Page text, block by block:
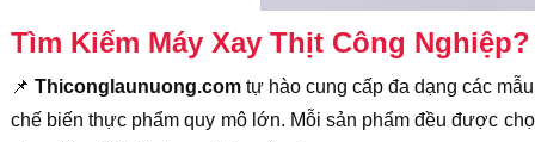
Tìm Kiếm Máy Xay Thịt Công
📌Thiconglaunuong.com tự hào cung cấp đa dạng các
chế biến thực phẩm quy mô lớn. Mỗi sản phẩm đều được